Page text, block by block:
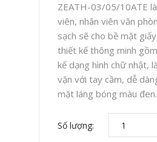
ZEATH-03/05/10ATE
viên, nhân viên văn
sạch sẽ cho bề mặt
thiết kế thông minh
kế dạng hình chữ nhật,
vặn với tay cầm, dễ
mặt láng bóng màu
Số lượng: